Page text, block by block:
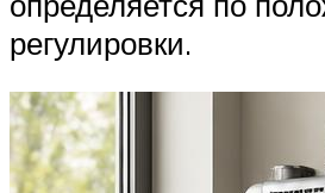
регулировки.